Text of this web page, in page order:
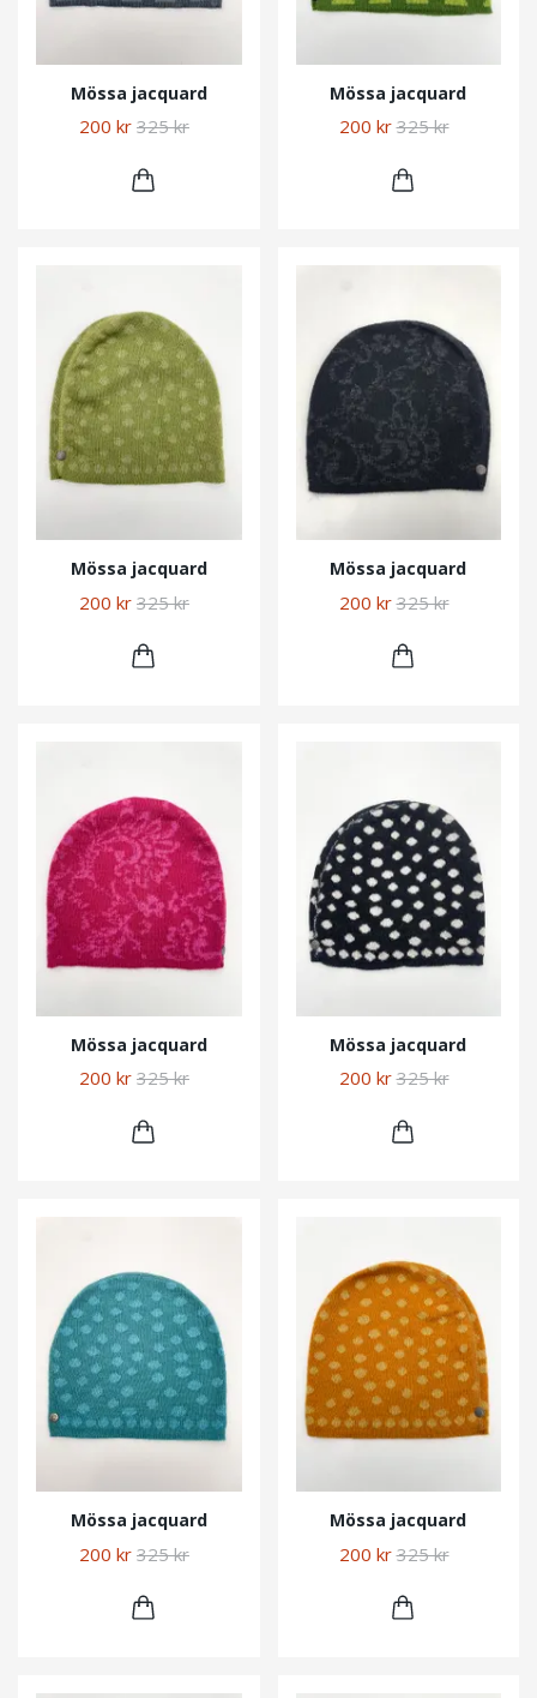
Mössa jacquard
200 kr 325 kr
Mössa jacquard
200 kr 325 kr
Mössa jacquard
200 kr 325 kr
Mössa jacquard
200 kr 325 kr
Mössa jacquard
200 kr 325 kr
Mössa jacquard
200 kr 325 kr
Mössa jacquard
200 kr 325 kr
Mössa jacquard
200 kr 325 kr